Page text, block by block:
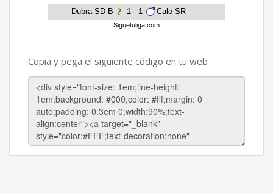
Dubra SD B
1 - 1 Calo SR
Siguetuliga.com
Copia y pega el siguiente código en tu web